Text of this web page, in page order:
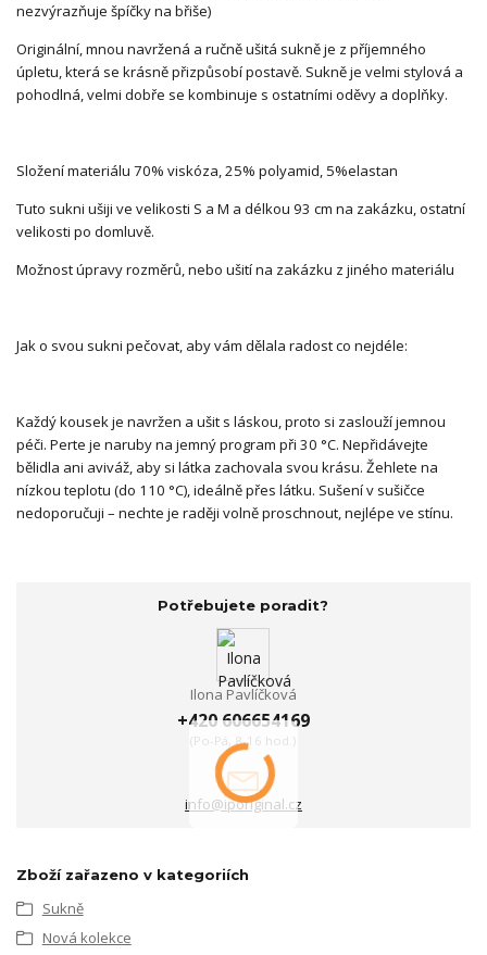
nezvýrazňuje špíčky na břiše)
Originální, mnou navržená a ručně ušitá sukně je z příjemného
úpletu, která se krásně přizpůsobí postavě. Sukně je velmi stylová a
pohodlná, velmi dobře se kombinuje s ostatními oděvy a doplňky.
Složení materiálu 70% viskóza, 25% polyamid, 5%elastan
Tuto sukni ušiji ve velikosti S a M a délkou 93 cm na zakázku, ostatní
velikosti po domluvě.
Možnost úpravy rozměrů, nebo ušití na zakázku z jiného materiálu
Jak o svou sukni pečovat, aby vám dělala radost co nejdéle:
Každý kousek je navržen a ušit s láskou, proto si zaslouží jemnou
péči. Perte je naruby na jemný program při 30 °C. Nepřidávejte
bělidla ani aviváž, aby si látka zachovala svou krásu. Žehlete na
nízkou teplotu (do 110 °C), ideálně přes látku. Sušení v sušičce
nedoporučuji – nechte je raději volně proschnout, nejlépe ve stínu.
Potřebujete poradit?
Ilona Pavlíčková
+420 606654169
(Po-Pá, 8-16 hod.)
info@iporiginal.cz
Zboží zařazeno v kategoriích
Sukně
Nová kolekce